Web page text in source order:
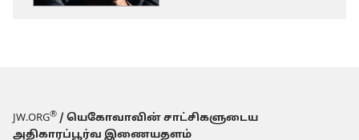
JW.ORG® / யெகோவாவின் சாட்சிகளுடைய
அதிகாரப்பூர்வ இணையதளம்